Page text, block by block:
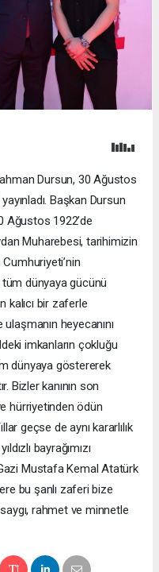
Dursun, 30 Ağustos
Başkan Dursun
Ağustos 1922’de
Muharebesi, tarihimizin
tüm dünyaya gücünü
bir zaferle
heyecanını
imkanların çokluğu
dünyaya göstererek
Bizler kanının son
hürriyetinden ödün
geçse de aynı kararlılık
bayrağımızı
Mustafa Kemal Atatürk
bu şanlı zaferi bize
rahmet ve minnetle